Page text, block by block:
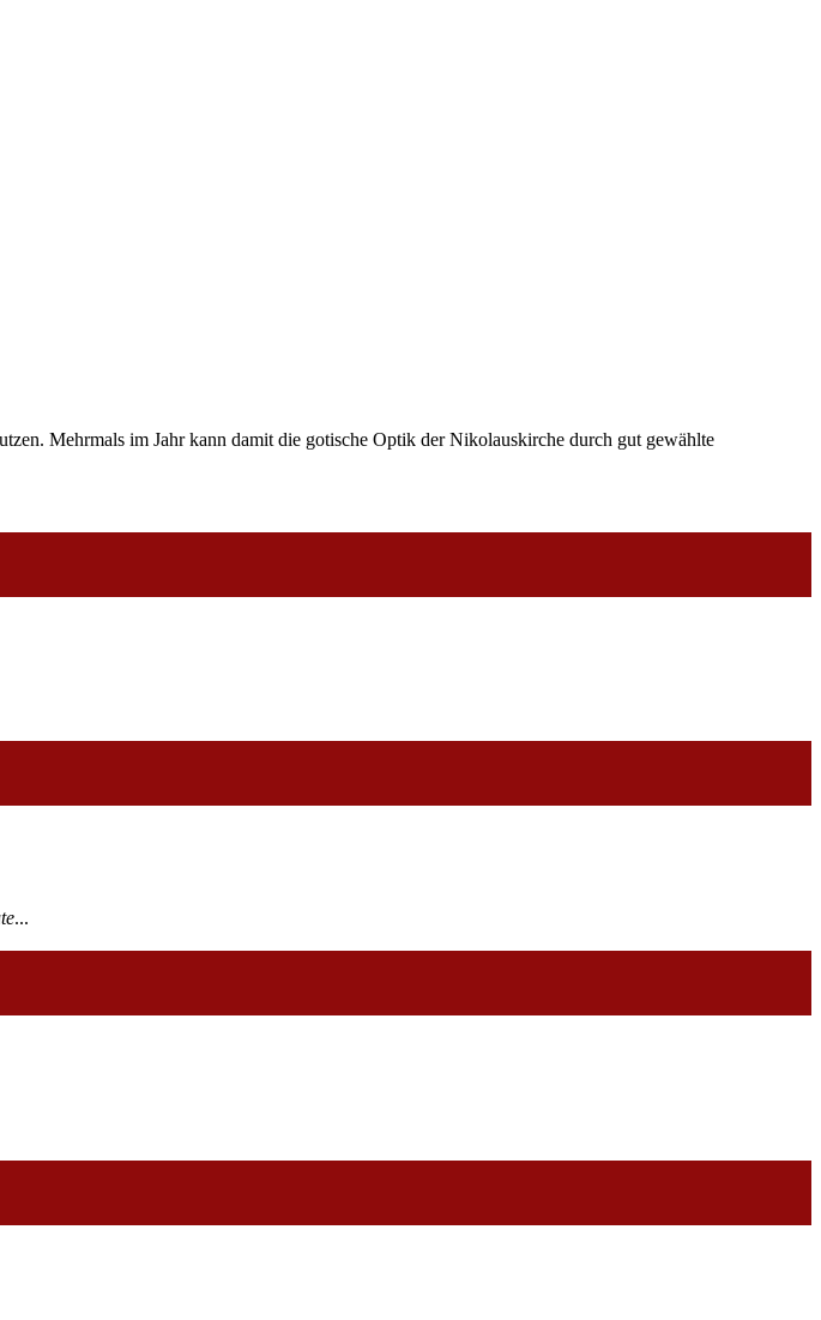
Mehrmals im Jahr kann damit die gotische Optik der Nikolauskirche durch gut gewählte
...